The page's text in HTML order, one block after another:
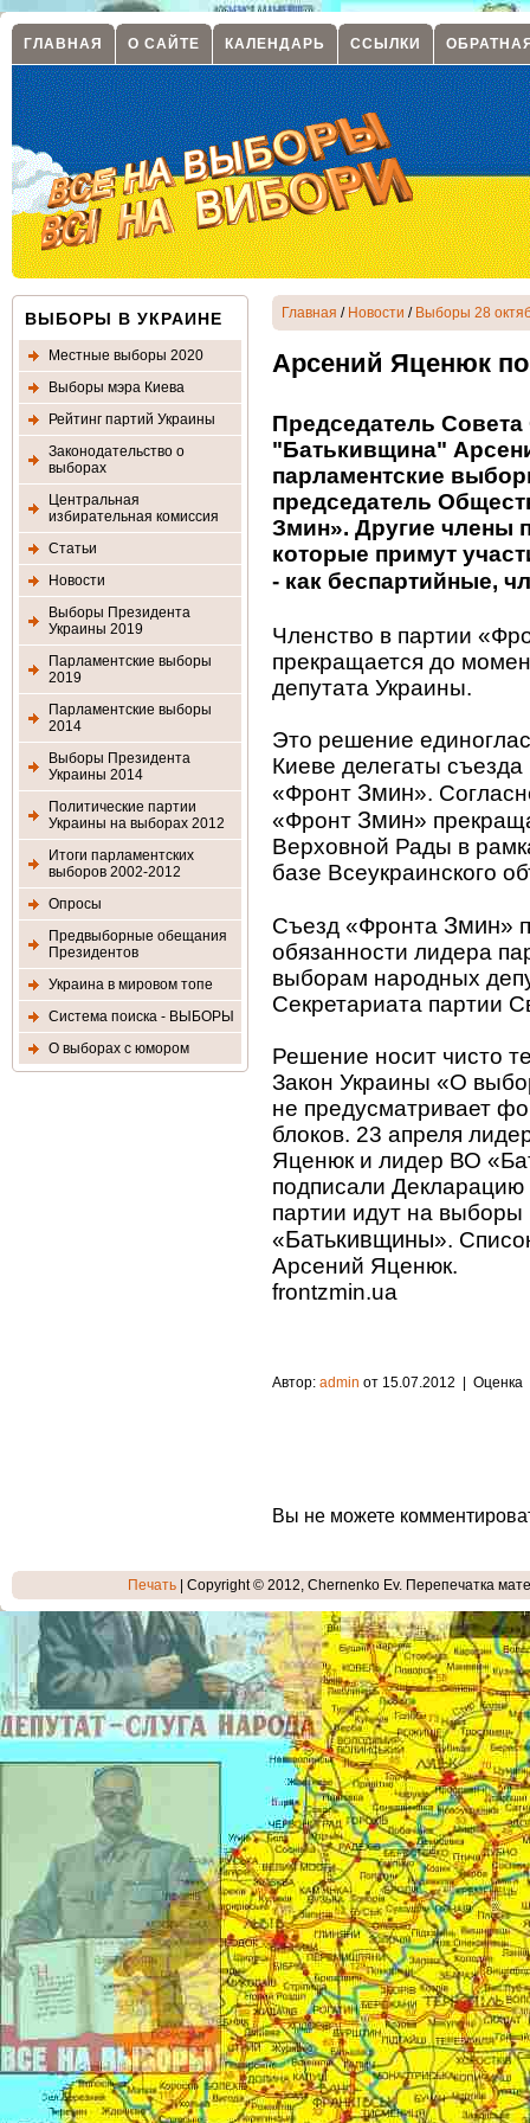
ГЛАВНАЯ О САЙТЕ КАЛЕНДАРЬ ССЫЛКИ
ВЫБОРЫ В УКРАИНЕ
Местные выборы 2020
Выборы мэра Киева
Рейтинг партий Украины
Законодательство о
выборах
Центральная
избирательная комиссия
Статьи
Новости
Выборы Президента
Украины 2019
Парламентские выборы
2019
Парламентские выборы
2014
Выборы Президента
Украины 2014
Политические партии
Украины на выборах 2012
Итоги парламентских
выборов 2002-2012
Опросы
Предвыборные обещания
Президентов
Украина в мировом топе
Система поиска - ВЫБОРЫ
О выборах с юмором
Главная / Новости / Выборы 28
Арсений Яценюк
Председатель
"Батькивщина"
парламентские
председатель
Змин». Другие члены
которые примут
- как беспартийные,
Членство в партии
прекращается до
депутата Украины.
Это решение
Киеве делегаты
«Фронт Змин».
«Фронт Змин»
Верховной Рады в
базе Всеукраинского
Съезд «Фронта Змин»
обязанности лидера
выборам народных
Секретариата партии
Решение носит чисто
Закон Украины «О
не предусматривает
блоков. 23 апреля
Яценюк и лидер ВО
подписали Декларацию
партии идут на выборы
«Батькивщины».
Арсений Яценюк.
frontzmin.ua
Автор: admin от 15.07.2012 | Оценка
Вы не можете
Печать | Copyright © 2012, Chernenko Ev. Перепечатка